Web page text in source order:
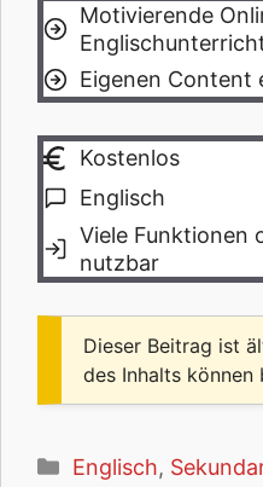
Motivierende
Eigenen Content
Kostenlos
Englisch
Viele Funktionen
nutzbar
Dieser Beitrag ist
des Inhalts
Kategorien
Englisch,